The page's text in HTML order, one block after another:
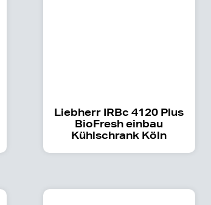
Liebherr IRBc 4120 Plus
BioFresh einbau
Kühlschrank Köln